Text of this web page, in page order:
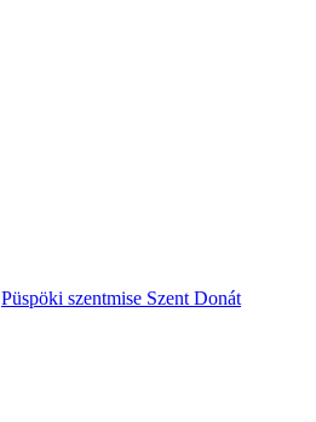
Püspöki szentmise Szent Donát